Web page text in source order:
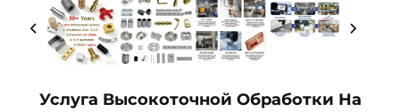
Услуга Высокоточной Обработки На